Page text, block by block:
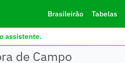
Brasileirão Tabelas
assistente.
de Campo